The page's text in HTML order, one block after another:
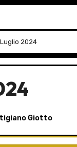
Luglio 2024
Giotto